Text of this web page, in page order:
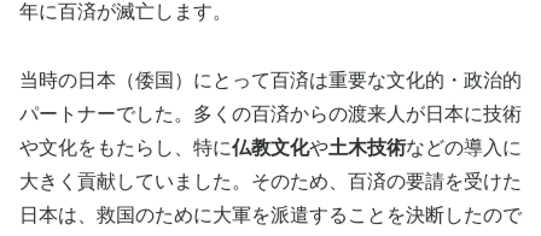
年に百済が滅亡します。
当時の日本（倭国）にとって百済は重要な文化的・政治的
パートナーでした。多くの百済からの渡来人が日本に技術
や文化をもたらし、特に仏教文化や土木技術などの導入に
大きく貢献していました。そのため、百済の要請を受けた
日本は、救国のために大軍を派遣することを決断したので